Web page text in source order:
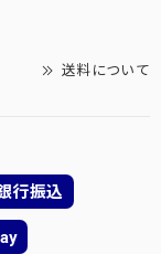
送料について
行振込